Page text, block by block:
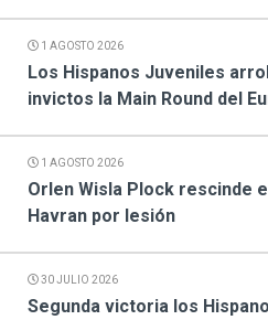
1 AGOSTO 2026
Los Hispanos Juveniles
invictos la Main Round del
1 AGOSTO 2026
Orlen Wisla Plock rescinde
Havran por lesión
30 JULIO 2026
Segunda victoria los